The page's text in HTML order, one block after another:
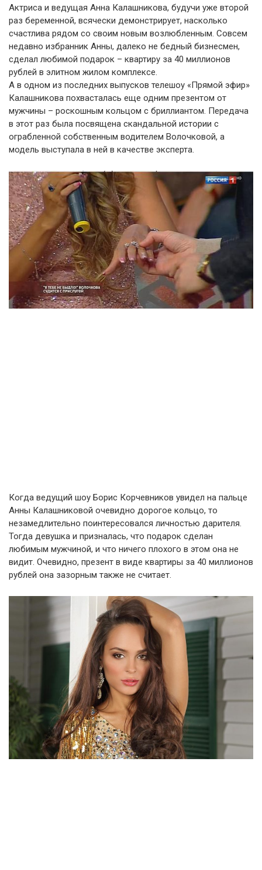
Актриса и ведущая Анна Калашникова, будучи уже второй
раз беременной, всячески демонстрирует, насколько
счастлива рядом со своим новым возлюбленным. Совсем
недавно избранник Анны, далеко не бедный бизнесмен,
сделал любимой подарок – квартиру за 40 миллионов
рублей в элитном жилом комплексе.
А в одном из последних выпусков телешоу «Прямой эфир»
Калашникова похвасталась еще одним презентом от
мужчины – роскошным кольцом с бриллиантом. Передача
в этот раз была посвящена скандальной истории с
ограбленной собственным водителем Волочковой, а
модель выступала в ней в качестве эксперта.
Когда ведущий шоу Борис Корчевников увидел на пальце
Анны Калашниковой очевидно дорогое кольцо, то
незамедлительно поинтересовался личностью дарителя.
Тогда девушка и призналась, что подарок сделан
любимым мужчиной, и что ничего плохого в этом она не
видит. Очевидно, презент в виде квартиры за 40 миллионов
рублей она зазорным также не считает.